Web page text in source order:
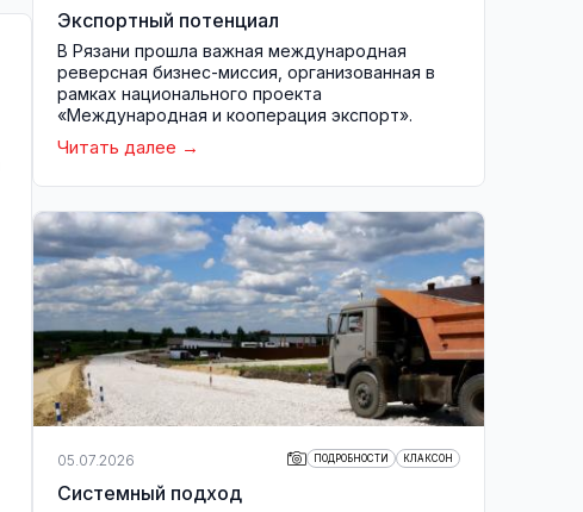
Экспортный потенциал
В Рязани прошла важная международная
реверсная бизнес-миссия, организованная в
рамках национального проекта
«Международная и кооперация экспорт».
Читать далее
05.07.2026 ПОДРОБНОСТИ КЛАКСОН
Системный подход